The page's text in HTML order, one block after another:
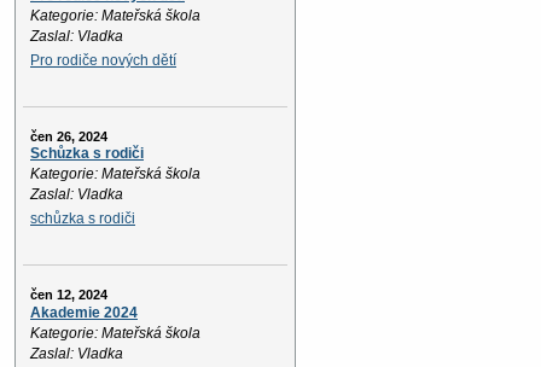
Kategorie: Mateřská škola
Zaslal: Vladka
Pro rodiče nových dětí
čen 26, 2024
Schůzka s rodiči
Kategorie: Mateřská škola
Zaslal: Vladka
schůzka s rodiči
čen 12, 2024
Akademie 2024
Kategorie: Mateřská škola
Zaslal: Vladka